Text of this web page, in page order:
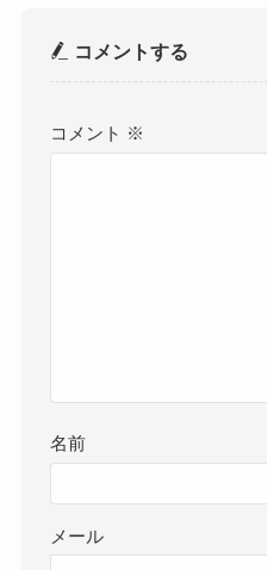
コメントする
コメント ※
名前
メール